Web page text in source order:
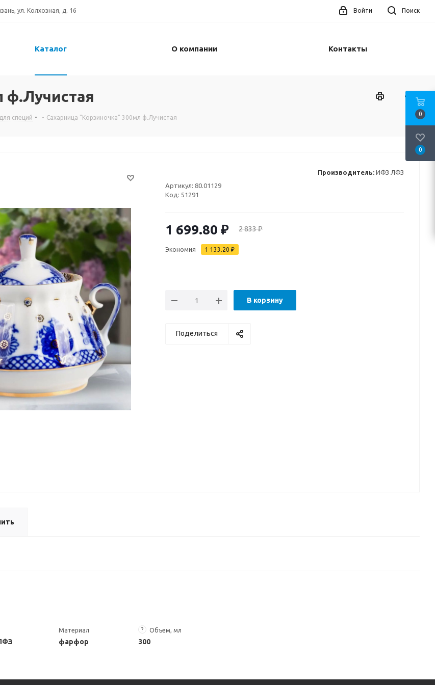
ул. Колхозная, д. 16 Поиск
Войти
Каталог О компании Контакты
ф.Лучистая
специй - Сахарница "Корзиночка" 300мл ф.Лучистая
Производитель: ИФЗ ЛФЗ
Артикул: 80.01129
Код: 51291
1 699.80 ₽ 2 833₽
Экономия 1 133.20 ₽
В корзину
Поделиться
Материал
фарфор
? Объем, мл
300
0
0